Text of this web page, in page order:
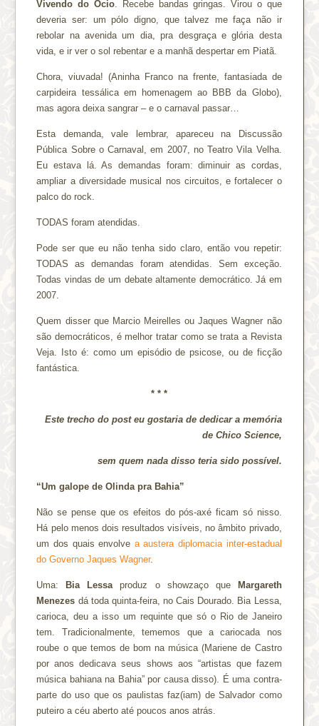
Vivendo do Ócio. Recebe bandas gringas. Virou o que
deveria ser: um pólo digno, que talvez me faça não ir
rebolar na avenida um dia, pra desgraça e glória desta
vida, e ir ver o sol rebentar e a manhã despertar em Piatã.
Chora, viuvada! (Aninha Franco na frente, fantasiada de
carpideira tessálica em homenagem ao BBB da Globo),
mas agora deixa sangrar – e o carnaval passar…
Esta demanda, vale lembrar, apareceu na Discussão
Pública Sobre o Carnaval, em 2007, no Teatro Vila Velha.
Eu estava lá. As demandas foram: diminuir as cordas,
ampliar a diversidade musical nos circuitos, e fortalecer o
palco do rock.
TODAS foram atendidas.
Pode ser que eu não tenha sido claro, então vou repetir:
TODAS as demandas foram atendidas. Sem exceção.
Todas vindas de um debate altamente democrático. Já em
2007.
Quem disser que Marcio Meirelles ou Jaques Wagner não
são democráticos, é melhor tratar como se trata a Revista
Veja. Isto é: como um episódio de psicose, ou de ficção
fantástica.
* * *
Este trecho do post eu gostaria de dedicar a memória
de Chico Science,
sem quem nada disso teria sido possível.
“Um galope de Olinda pra Bahia”
Não se pense que os efeitos do pós-axé ficam só nisso.
Há pelo menos dois resultados visíveis, no âmbito privado,
um dos quais envolve a austera diplomacia inter-estadual
do Governo Jaques Wagner.
Uma: Bia Lessa produz o showzaço que
Margareth
Menezes dá toda quinta-feira, no Cais Dourado. Bia Lessa,
carioca, deu a isso um requinte que só o Rio de Janeiro
tem. Tradicionalmente, tememos que a cariocada nos
roube o que temos de bom na música (Mariene de Castro
por anos dedicava seus shows aos “artistas que fazem
música bahiana na Bahia” por causa disso). É uma contra-
parte do uso que os paulistas faz(iam) de Salvador como
puteiro a céu aberto até poucos anos atrás.